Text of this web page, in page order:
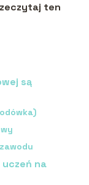
ten
są
na